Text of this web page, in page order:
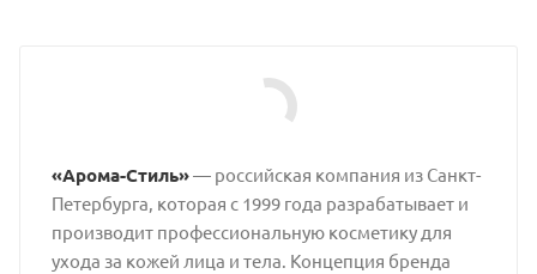
«Арома-Стиль»— российская компания из Санкт-
Петербурга, которая с 1999 года разрабатывает и
производит профессиональную косметику для
ухода за кожей лица и тела. Концепция бренда